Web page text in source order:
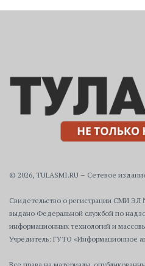
© 2026, TULASMI.RU – Сетевое
Свидетельство о регистрации СМИ ЭЛ
выдано Федеральной службой по
информационных технологий и
Учредитель: ГУТО «Информационное